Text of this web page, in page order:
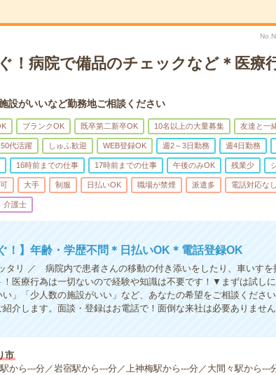
！病院で備品のチェックなど＊医療
がいいなど勤務地ご相談ください
ブランクOK 既卒第二新卒OK 10名以上の大量募集 友達と一
代活躍 しゅふ歓迎 WEB登録OK 週2～3日勤務 週4日勤務
16時前までの仕事 17時前までの仕事 午後のみOK 残業少
大手 制服 日払いOK 職場が禁煙 派遣多 電話対応なし
介護士
！】年齢・学歴不問＊日払いOK＊電話登録OK
タリ ／ 病院内で患者さんの移動の付き添いをしたり、車いすを
医療行為は一切ないので経験や知識は不要です！▼まずは試しに
い」「少人数の施設がいい」など、あなたの希望をご相談くださ
介します。面談・登録はお電話で！面倒な来社は必要ありませ
市
から---分／岩宿駅から---分／上神梅駅から---分／大間々駅から---